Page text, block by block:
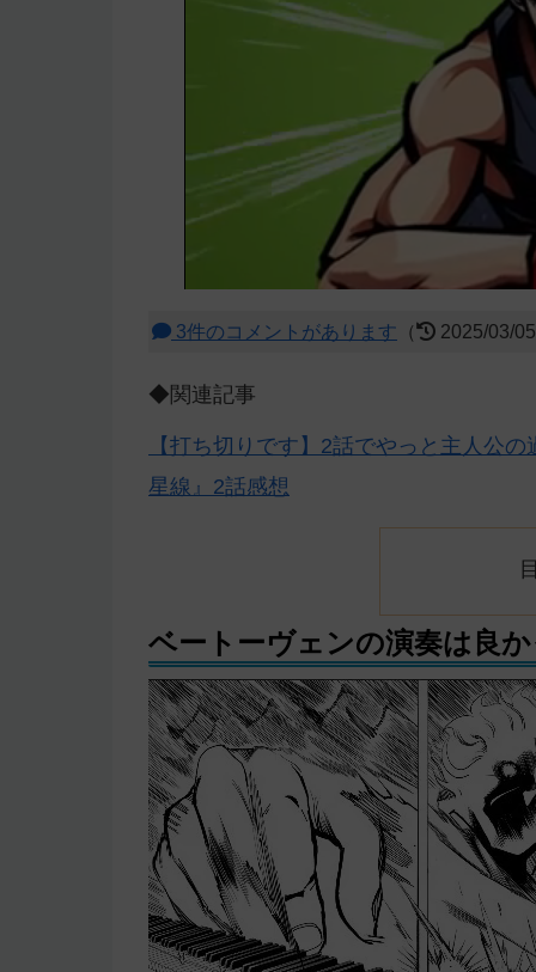
3件のコメントがあります （ 2025/03/
◆関連記事
【打ち切りです】2話でやっと主人公
星線』2話感想
ベートーヴェンの演奏は良